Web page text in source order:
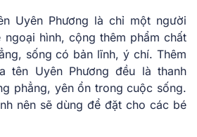
Uyên Phương là chỉ một người
hình, cộng thêm phẩm chất
sống có bản lĩnh, ý chí. Thêm
tên Uyên Phương đều là thanh
phẳng, yên ổn trong cuộc sống.
nên sẽ dùng để đặt cho các bé